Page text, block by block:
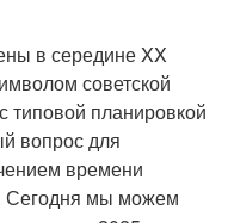
в середине XX
советской
типовой планировкой
вопрос для
времени
Сегодня мы можем